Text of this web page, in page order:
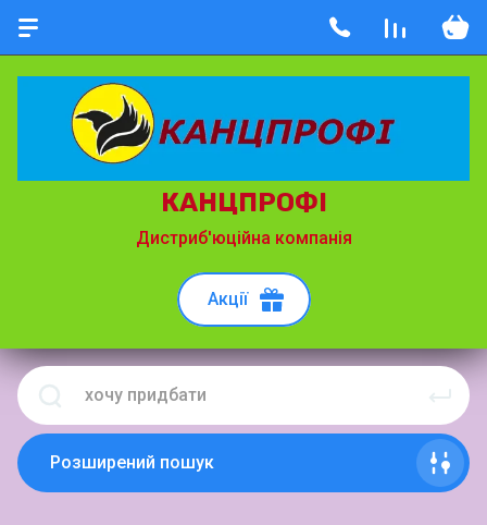
КАНЦПРОФІ
Дистриб'юційна компанія
Акції
Розширений пошук